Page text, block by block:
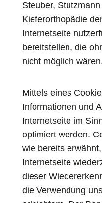
Steuber,
Kieferorthopädie
Internetseite
bereitstellen, die
nicht möglich wären.
Mittels eines
Informationen und
Internetseite im
optimiert werden.
wie bereits
Internetseite
dieser
die Verwendung